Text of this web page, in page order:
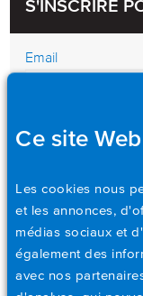
Ce site
Les cookies nous
et les annonces,
médias sociaux et
également des
avec nos
S'INSCRIRE
Email
Phone number
First Name